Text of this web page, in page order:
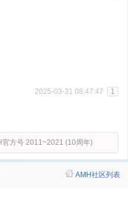
2025-03-31 08:47:47 1
官方号 2011~2021 (10周年)
AMH社区列表